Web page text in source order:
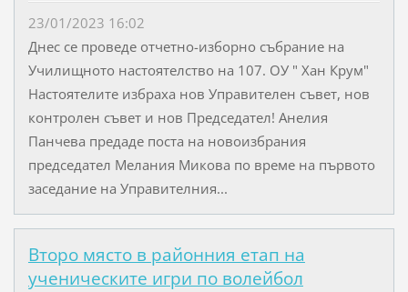
23/01/2023 16:02
Днес се проведе отчетно-изборно събрание на
Училищното настоятелство на 107. ОУ " Хан Крум"
Настоятелите избраха нов Управителен съвет, нов
контролен съвет и нов Председател! Анелия
Панчева предаде поста на новоизбрания
председател Мелания Микова по време на първото
заседание на Управителния...
Второ място в районния етап на
ученическите игри по волейбол